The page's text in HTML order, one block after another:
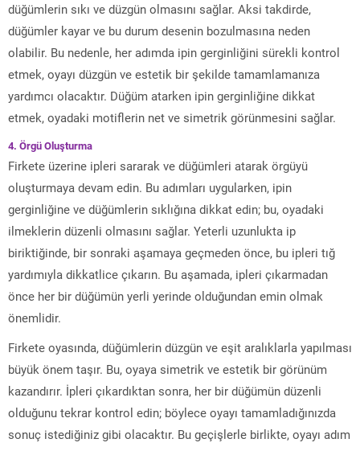
düğümlerin sıkı ve düzgün olmasını sağlar. Aksi takdirde,
düğümler kayar ve bu durum desenin bozulmasına neden
olabilir. Bu nedenle, her adımda ipin gerginliğini sürekli kontrol
etmek, oyayı düzgün ve estetik bir şekilde tamamlamanıza
yardımcı olacaktır. Düğüm atarken ipin gerginliğine dikkat
etmek, oyadaki motiflerin net ve simetrik görünmesini sağlar.
4. Örgü Oluşturma
Firkete üzerine ipleri sararak ve düğümleri atarak örgüyü
oluşturmaya devam edin. Bu adımları uygularken, ipin
gerginliğine ve düğümlerin sıklığına dikkat edin; bu, oyadaki
ilmeklerin düzenli olmasını sağlar. Yeterli uzunlukta ip
biriktiğinde, bir sonraki aşamaya geçmeden önce, bu ipleri tığ
yardımıyla dikkatlice çıkarın. Bu aşamada, ipleri çıkarmadan
önce her bir düğümün yerli yerinde olduğundan emin olmak
önemlidir.
Firkete oyasında, düğümlerin düzgün ve eşit aralıklarla yapılması
büyük önem taşır. Bu, oyaya simetrik ve estetik bir görünüm
kazandırır. İpleri çıkardıktan sonra, her bir düğümün düzenli
olduğunu tekrar kontrol edin; böylece oyayı tamamladığınızda
sonuç istediğiniz gibi olacaktır. Bu geçişlerle birlikte, oyayı adım